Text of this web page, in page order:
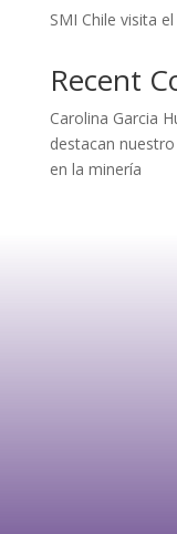
SMI Chile visita
Recent
Carolina Garcia
destacan
en la minería